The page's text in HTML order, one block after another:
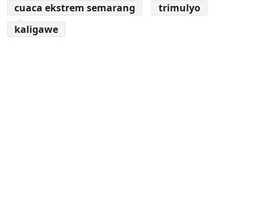
cuaca ekstrem semarang
trimulyo
kaligawe